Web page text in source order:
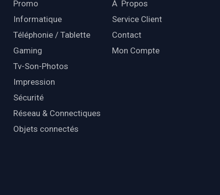
Promo
Informatique
Téléphonie / Tablette
Gaming
Tv-Son-Photos
Impression
Sécurité
Réseau & Connectiques
Objets connectés
À Propos
Service Client
Contact
Mon Compte